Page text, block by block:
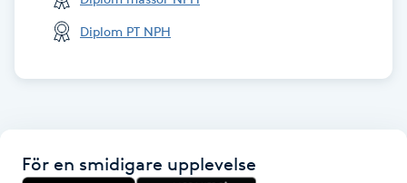
Meditation
Medium
Melasma
Diplom PT NPH
För en smidigare upplevelse